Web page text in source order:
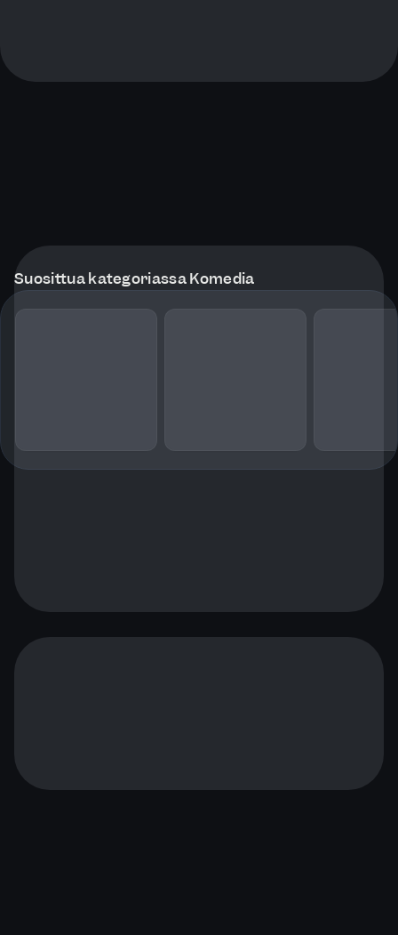
Suosittua kategoriassa Komedia